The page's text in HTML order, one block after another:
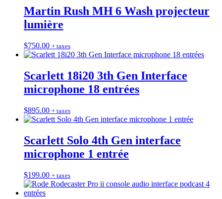
Martin Rush MH 6 Wash projecteur
lumière
$750.00 + taxes
Scarlett 18i20 3th Gen Interface
microphone 18 entrées
$895.00 + taxes
Scarlett Solo 4th Gen interface
microphone 1 entrée
$199.00 + taxes